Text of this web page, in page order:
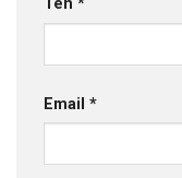
Tên *
Email *